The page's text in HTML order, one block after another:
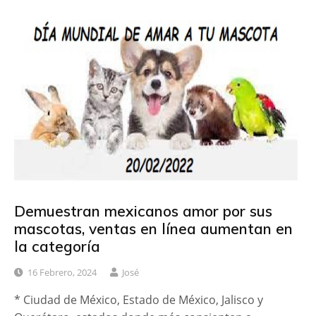
Demuestran mexicanos amor por sus
mascotas, ventas en línea aumentan en
la categoría
16 Febrero, 2024 José
* Ciudad de México, Estado de México, Jalisco y